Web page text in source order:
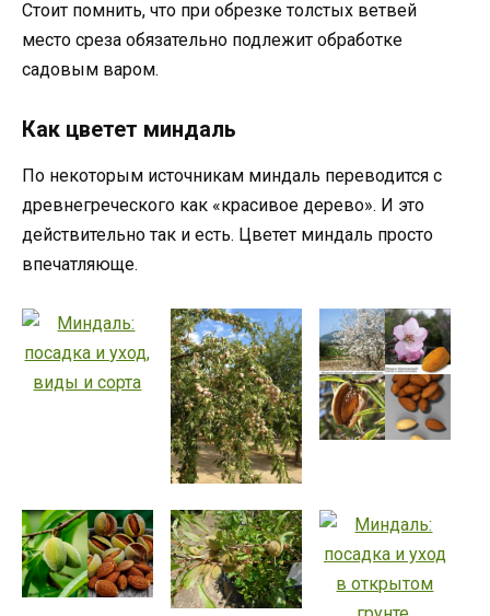
Стоит помнить, что при обрезке толстых ветвей
место среза обязательно подлежит обработке
садовым варом.
Как цветет миндаль
По некоторым источникам миндаль переводится с
древнегреческого как «красивое дерево». И это
действительно так и есть. Цветет миндаль просто
впечатляюще.